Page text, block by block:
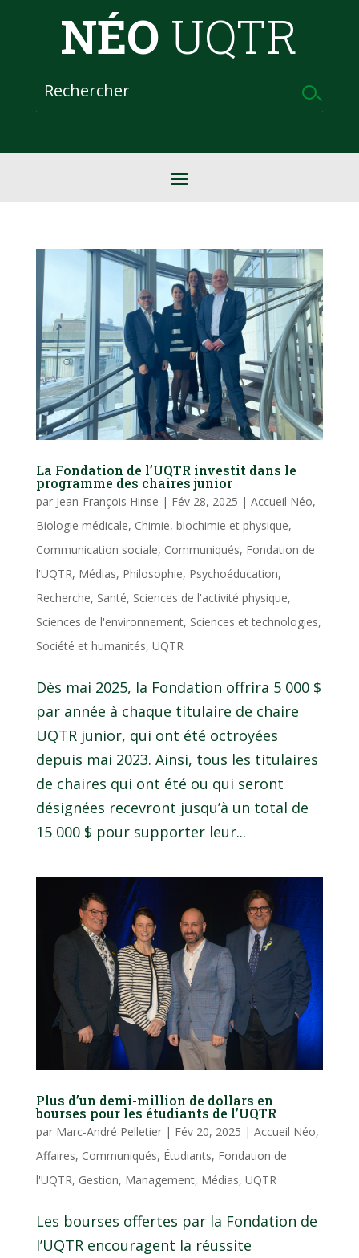
NÉO UQTR
La Fondation de l’UQTR investit dans le
programme des chaires junior
par Jean-François Hinse | Fév 28, 2025 | Accueil Néo,
Biologie médicale, Chimie, biochimie et physique,
Communication sociale, Communiqués, Fondation de
l'UQTR, Médias, Philosophie, Psychoéducation,
Recherche, Santé, Sciences de l'activité physique,
Sciences de l'environnement, Sciences et technologies,
Société et humanités, UQTR
Dès mai 2025, la Fondation offrira 5 000 $
par année à chaque titulaire de chaire
UQTR junior, qui ont été octroyées
depuis mai 2023. Ainsi, tous les titulaires
de chaires qui ont été ou qui seront
désignées recevront jusqu’à un total de
15 000 $ pour supporter leur...
Plus d’un demi-million de dollars en
bourses pour les étudiants de l’UQTR
par Marc-André Pelletier| Fév 20, 2025 | Accueil Néo,
Affaires, Communiqués, Étudiants, Fondation de
l'UQTR, Gestion, Management, Médias, UQTR
Les bourses offertes par la Fondation de
l’UQTR encouragent la réussite